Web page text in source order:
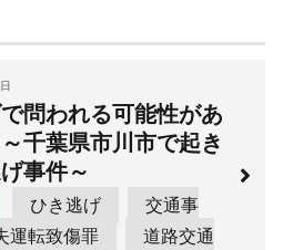
問われる可能性があ
千葉県市川市で起き
事件～
ひき逃げ
交通事
運転致傷罪
道路交通